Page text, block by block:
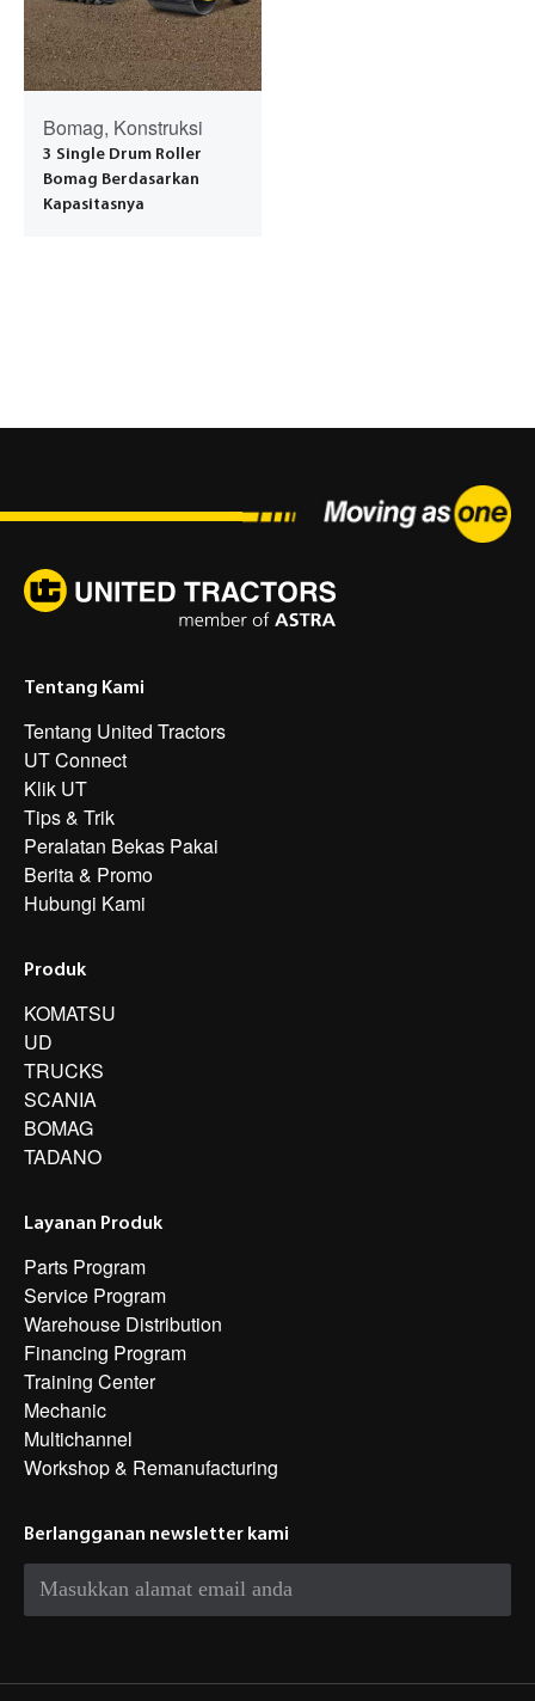
Bomag, Konstruksi
3 Single Drum Roller
Bomag Berdasarkan
Kapasitasnya
Tentang Kami
Tentang United Tractors
UT Connect
Klik UT
Tips & Trik
Peralatan Bekas Pakai
Berita & Promo
Hubungi Kami
Produk
KOMATSU
UD
TRUCKS
SCANIA
BOMAG
TADANO
Layanan Produk
Parts Program
Service Program
Warehouse Distribution
Financing Program
Training Center
Mechanic
Multichannel
Workshop & Remanufacturing
Berlangganan newsletter kami